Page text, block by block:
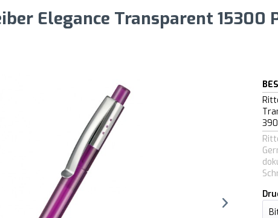
Elegance Transparent 15300